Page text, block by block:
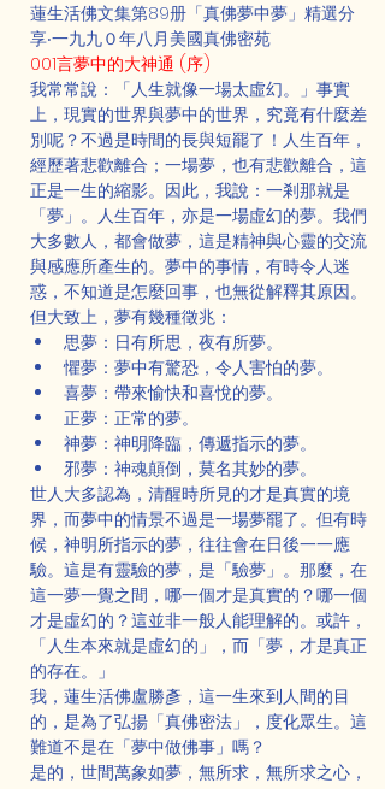
蓮生活佛文集第89册「真佛夢中夢」精選分
享‧一九九０年八月美國真佛密苑
001言夢中的大神通 (序)
我常常說：「人生就像一場太虛幻。」事實
上，現實的世界與夢中的世界，究竟有什麼差
別呢？不過是時間的長與短罷了！人生百年，
經歷著悲歡離合；一場夢，也有悲歡離合，這
正是一生的縮影。因此，我說：一剎那就是
「夢」。人生百年，亦是一場虛幻的夢。我們
大多數人，都會做夢，這是精神與心靈的交流
與感應所產生的。夢中的事情，有時令人迷
惑，不知道是怎麼回事，也無從解釋其原因。
但大致上，夢有幾種徵兆：
思夢：日有所思，夜有所夢。
懼夢：夢中有驚恐，令人害怕的夢。
喜夢：帶來愉快和喜悅的夢。
正夢：正常的夢。
神夢：神明降臨，傳遞指示的夢。
邪夢：神魂顛倒，莫名其妙的夢。
世人大多認為，清醒時所見的才是真實的境
界，而夢中的情景不過是一場夢罷了。但有時
候，神明所指示的夢，往往會在日後一一應
驗。這是有靈驗的夢，是「驗夢」。那麼，在
這一夢一覺之間，哪一個才是真實的？哪一個
才是虛幻的？這並非一般人能理解的。或許，
「人生本來就是虛幻的」，而「夢，才是真正
的存在。」
我，蓮生活佛盧勝彥，這一生來到人間的目
的，是為了弘揚「真佛密法」，度化眾生。這
難道不是在「夢中做佛事」嗎？
是的，世間萬象如夢，無所求，無所求之心，